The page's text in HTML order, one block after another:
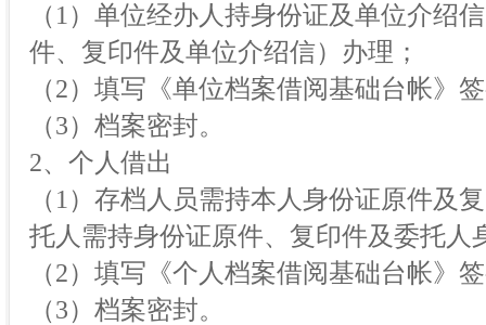
（1）单位经办人持身份证及单位介绍
件、复印件及单位介绍信）办理；
（2）填写《单位档案借阅基础台帐》
（3）档案密封。
2、个人借出
（1）存档人员需持本人身份证原件及
托人需持身份证原件、复印件及委托人
（2）填写《个人档案借阅基础台帐》
（3）档案密封。